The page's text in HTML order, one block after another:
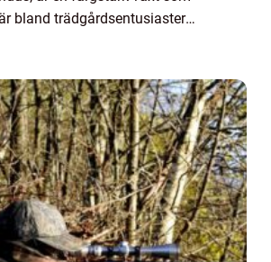
bland trädgårdsentusiaster